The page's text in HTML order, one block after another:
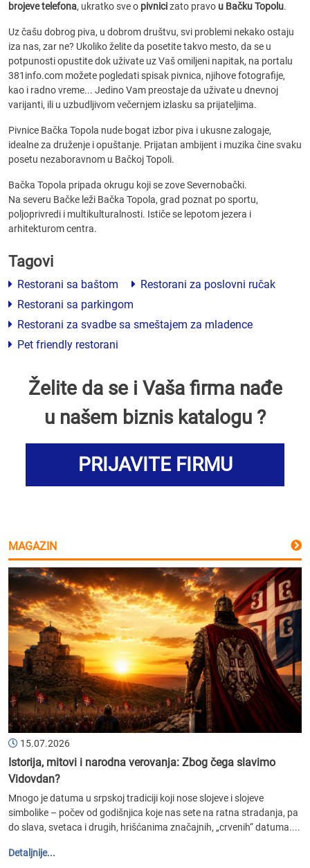
brojeve telefona, ukratko sve o pivnicizato pravo u Bačku Topolu.
Uz čašu dobrog piva, u dobrom društvu, svi problemi nekako ostaju
iza nas, zar ne? Ukoliko želite da posetite takvo mesto, da se u
potpunosti opustite dok uživate uz Vaš omiljeni napitak, na portalu
381info.com možete pogledati spisak pivnica, njihove fotografije,
kao i radno vreme... Jedino Vam preostaje da uživate u dnevnoj
varijanti, ili u uzbudljivom večernjem izlasku sa prijateljima.
Pivnice Bačka Topola nude bogat izbor piva i ukusne zalogaje,
idealne za druženje i opuštanje. Prijatan ambijent i muzika čine svaku
posetu nezaboravnom u Bačkoj Topoli.
Bačka Topola pripada okrugu koji se zove Severnobački.
Na severu Bačke leži Bačka Topola, grad poznat po sportu,
poljoprivredi i multikulturalnosti. Ističe se lepotom jezera i
arhitekturom centra.
Tagovi
Restorani sa baštom
Restorani za poslovni ručak
Restorani sa parkingom
Restorani za svadbe sa smeštajem za mladence
Pet friendly restorani
Želite da se i Vaša firma nađe
u našem biznis katalogu ?
PRIJAVITE FIRMU
MAGAZIN
15.07.2026
Istorija, mitovi i narodna verovanja: Zbog čega slavimo
Vidovdan?
Mnogo je datuma u srpskoj tradiciji koji nose slojeve i slojeve
simbolike – počev od godišnjica koje nas sete na ratna stradanja, pa
do slava, svetaca i drugih, hrišćanima značajnih, „crvenih“ datuma....
Detaljnije...